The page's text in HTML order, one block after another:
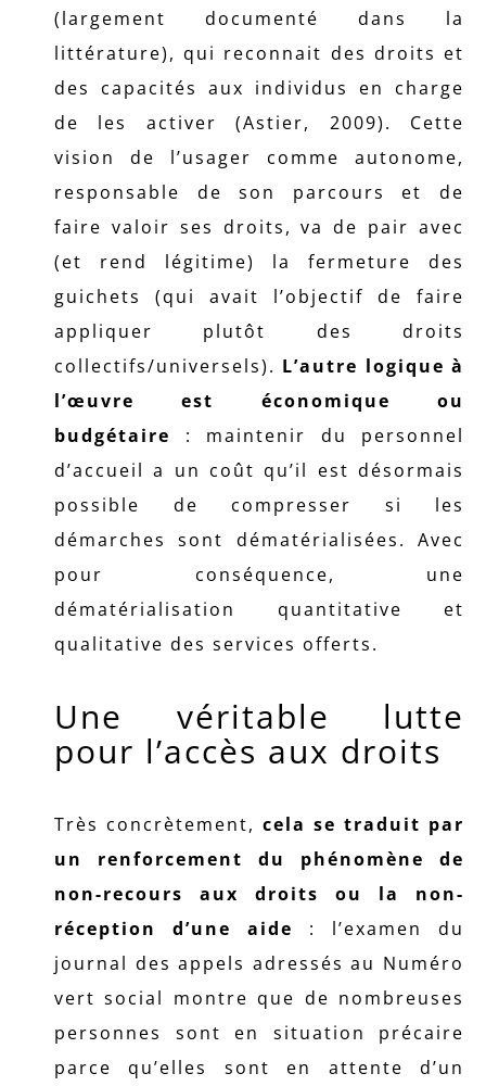
(largement documenté dans la
littérature), qui reconnait des droits et
des capacités aux individus en charge
de les activer (Astier, 2009). Cette
vision de l’usager comme autonome,
responsable de son parcours et de
faire valoir ses droits, va de pair avec
(et rend légitime) la fermeture des
guichets (qui avait l’objectif de faire
appliquer plutôt des droits
collectifs/universels). L’autre logique à
l’œuvre est économique ou
budgétaire : maintenir du personnel
d’accueil a un coût qu’il est désormais
possible de compresser si les
démarches sont dématérialisées. Avec
pour conséquence, une
dématérialisation quantitative et
qualitative des services offerts.
Une véritable lutte
pour l’accès aux droits
Très concrètement, cela se traduit par
un renforcement du phénomène de
non-recours aux droits ou la non-
réception d’une aide : l’examen du
journal des appels adressés au Numéro
vert social montre que de nombreuses
personnes sont en situation précaire
parce qu’elles sont en attente d’un